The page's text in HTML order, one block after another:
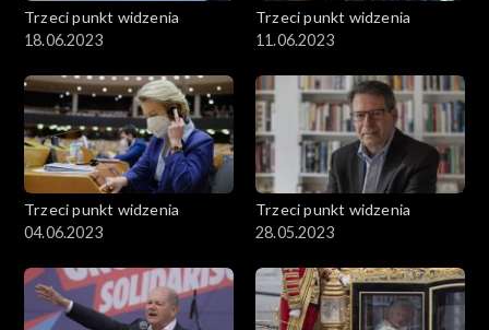
Trzeci punkt widzenia
18.06.2023
Trzeci punkt widzenia
11.06.2023
Trzeci punkt widzenia
04.06.2023
Trzeci punkt widzenia
28.05.2023